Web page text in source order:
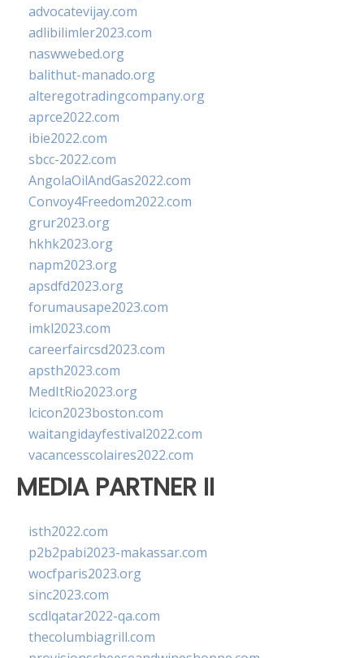
advocatevijay.com
adlibilimler2023.com
naswwebed.org
balithut-manado.org
alteregotradingcompany.org
aprce2022.com
ibie2022.com
sbcc-2022.com
AngolaOilAndGas2022.com
Convoy4Freedom2022.com
grur2023.org
hkhk2023.org
napm2023.org
apsdfd2023.org
forumausape2023.com
imkl2023.com
careerfaircsd2023.com
apsth2023.com
MedItRio2023.org
lcicon2023boston.com
waitangidayfestival2022.com
vacancesscolaires2022.com
MEDIA PARTNER II
isth2022.com
p2b2pabi2023-makassar.com
wocfparis2023.org
sinc2023.com
scdlqatar2022-qa.com
thecolumbiagrill.com